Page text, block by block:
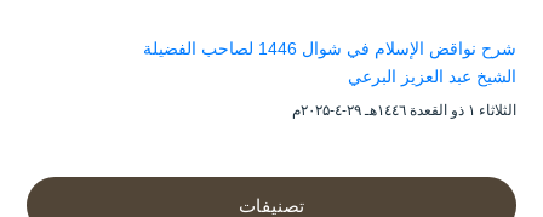
شرح نواقض الإسلام في شوال 1446 لصاحب الفضيلة
الشيخ عبد العزيز البرعي
الثلاثاء ۱ ذو القعدة ۱٤٤٦هـ ۲۹-٤-۲۰۲۵م
تصنيفات